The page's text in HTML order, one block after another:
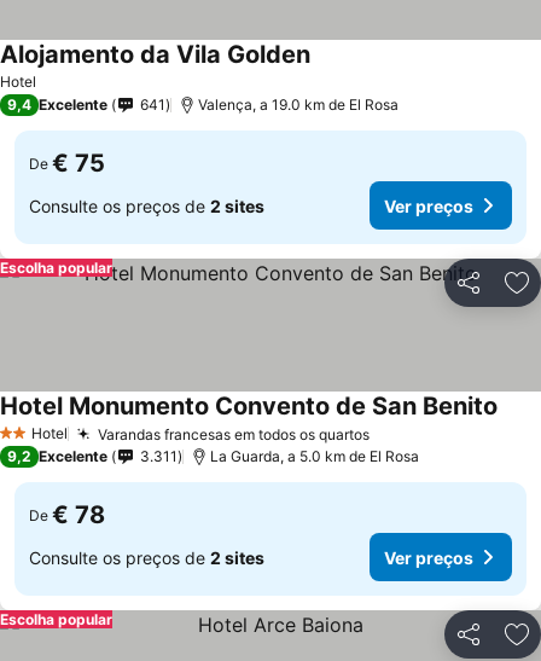
Hotel
Alojamento da Vila Golden
9,4 Excelente 641 Valença, a 19.0 km de El Rosa
De € 75
Consulte os preços de 2 sites Ver preços
Partilhar
Escolha popular
2 Estrelas
Hotel Varandas francesas em todos os quartos
Hotel Monumento Convento de San Benito
9,2 Excelente 3.311 La Guarda, a 5.0 km de El Rosa
De € 78
Consulte os preços de 2 sites Ver preços
Partilhar
Escolha popular